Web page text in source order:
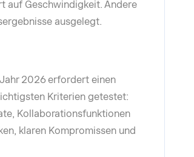
auf Geschwindigkeit. Andere
ausgelegt.
2026 erfordert einen
Kriterien getestet:
Kollaborationsfunktionen
klaren Kompromissen und